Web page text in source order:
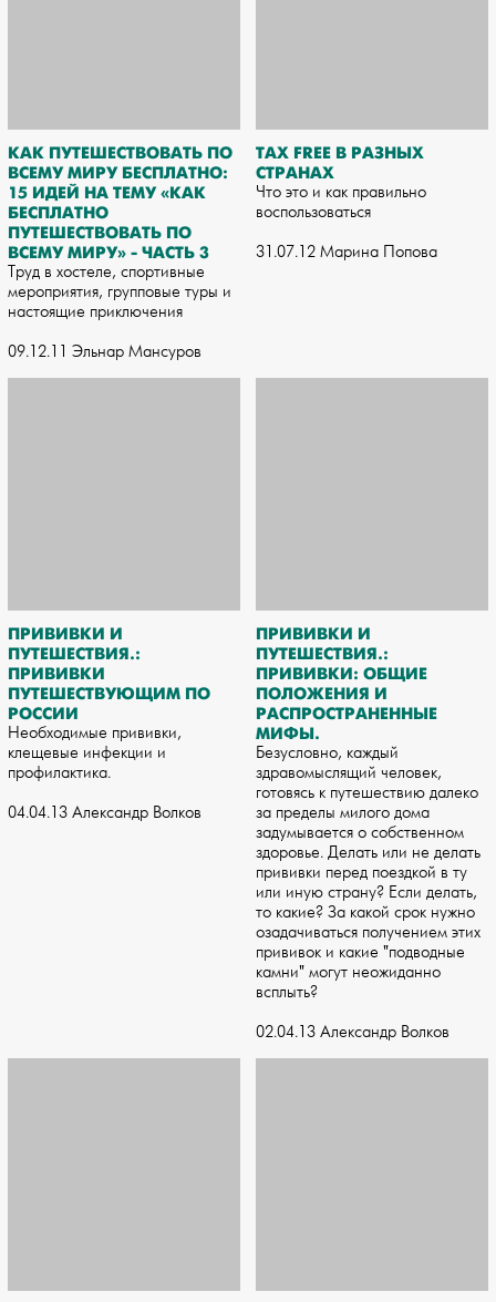
КАК ПУТЕШЕСТВОВАТЬ ПО
ВСЕМУ МИРУ БЕСПЛАТНО:
15 ИДЕЙ НА ТЕМУ «КАК
БЕСПЛАТНО
ПУТЕШЕСТВОВАТЬ ПО
ВСЕМУ МИРУ» - ЧАСТЬ 3
Труд в хостеле, спортивные
мероприятия, групповые туры и
настоящие приключения
09.12.11 Эльнар Мансуров
TAX FREE В РАЗНЫХ
СТРАНАХ
Что это и как правильно
воспользоваться
31.07.12 Марина Попова
ПРИВИВКИ И
ПУТЕШЕСТВИЯ.:
ПРИВИВКИ
ПУТЕШЕСТВУЮЩИМ ПО
РОССИИ
Необходимые прививки,
клещевые инфекции и
профилактика.
04.04.13 Александр Волков
ПРИВИВКИ И
ПУТЕШЕСТВИЯ.:
ПРИВИВКИ: ОБЩИЕ
ПОЛОЖЕНИЯ И
РАСПРОСТРАНЕННЫЕ
МИФЫ.
Безусловно, каждый
здравомыслящий человек,
готовясь к путешествию далеко
за пределы милого дома
задумывается о собственном
здоровье. Делать или не делать
прививки перед поездкой в ту
или иную страну? Если делать,
то какие? За какой срок нужно
озадачиваться получением этих
прививок и какие "подводные
камни" могут неожиданно
всплыть?
02.04.13 Александр Волков